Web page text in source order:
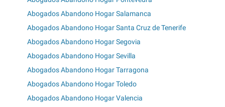
Abogados Abandono Hogar Salamanca
Abogados Abandono Hogar Santa Cruz de Tenerife
Abogados Abandono Hogar Segovia
Abogados Abandono Hogar Sevilla
Abogados Abandono Hogar Tarragona
Abogados Abandono Hogar Toledo
Abogados Abandono Hogar Valencia